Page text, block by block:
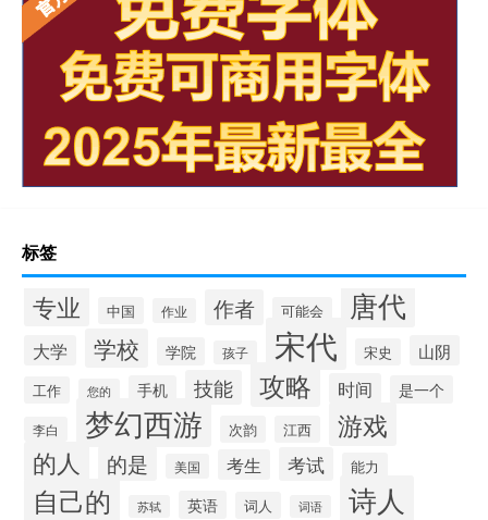
标签
专业 中国 作业 作者 可能会 唐代
大学 学校 学院 孩子 宋代 宋史 山阴
工作 您的 手机 技能 攻略 时间 是一个
李白 梦幻西游 次韵 江西 游戏
的人 的是 美国 考生 考试 能力
自己的 苏轼 英语 词人 词语 诗人